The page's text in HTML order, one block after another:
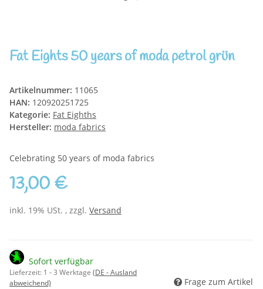
Fat Eights 50 years of moda petrol grün
Artikelnummer: 11065
HAN: 120920251725
Kategorie: Fat Eighths
Hersteller: moda fabrics
Celebrating 50 years of moda fabrics
13,00 €
inkl. 19% USt. , zzgl. Versand
Sofort verfügbar
Lieferzeit: 1 - 3 Werktage (DE - Ausland
abweichend)
Frage zum Artikel